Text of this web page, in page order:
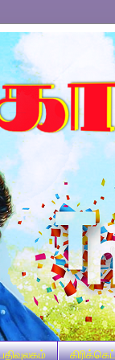
பதிவுலகம்